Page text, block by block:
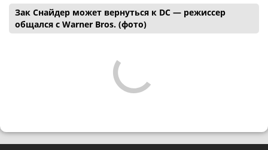
Зак Снайдер может вернуться к DC — режиссер
общался с Warner Bros. (фото)